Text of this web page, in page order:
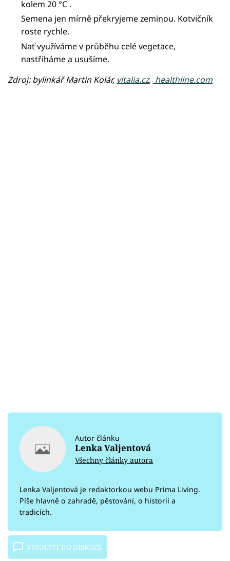
kolem 20 °C .
Semena jen mírně překryjeme zeminou. Kotvičník
roste rychle.
Nať využíváme v průběhu celé vegetace,
nastřiháme a usušíme.
Zdroj: bylinkář Martin Kolár, vitalia.cz, healthline.com
Autor článku
Lenka Valjentová
Všechny články autora
Lenka Valjentová je redaktorkou webu Prima Living.
Píše hlavně o zahradě, pěstování, o historii a
tradicích.
VSTOUPIT DO DISKUZE